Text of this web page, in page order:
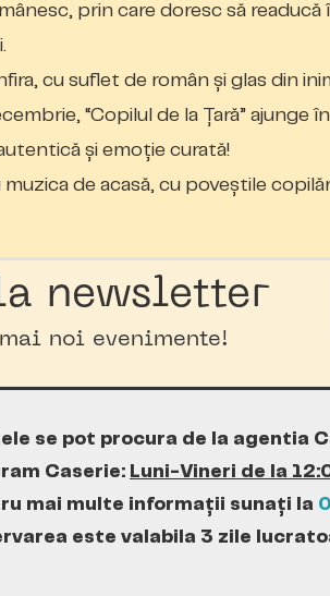
prin care doresc să
cu suflet de român și glas din
“Copilul de la Țară” ajunge
și emoție curată!
de acasă, cu poveștile
newsletter
noi evenimente!
se pot procura de la agentia
Caserie: Luni-Vineri de la
mai multe informații sunați la
este valabila 3 zile